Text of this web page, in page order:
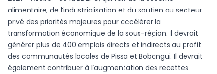
alimentaire, de l’industrialisation et du soutien au secteur
privé des priorités majeures pour accélérer la
transformation économique de la sous-région. Il devrait
générer plus de 400 emplois directs et indirects au profit
des communautés locales de Pissa et Bobangui. Il devrait
également contribuer à l’augmentation des recettes